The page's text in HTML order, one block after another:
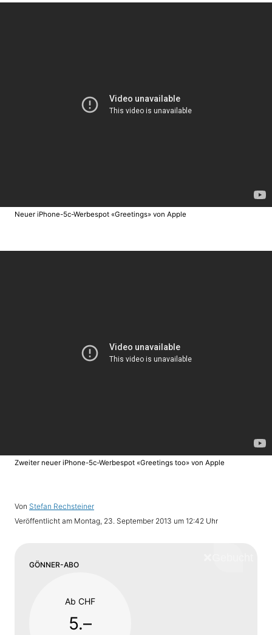
Neuer iPhone-5c-Werbespot «Greetings» von Apple
Zweiter neuer iPhone-5c-Werbespot «Greetings too» von Apple
Von Stefan Rechsteiner
Veröffentlicht am Montag, 23. September 2013 um 12:42 Uhr
GÖNNER-ABO
Ab CHF
5.–